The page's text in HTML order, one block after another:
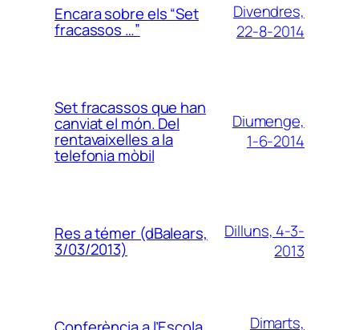
Encara sobre els “Set
fracassos …”
Divendres,
22-8-2014
Set fracassos que han
canviat el món. Del
rentavaixelles a la
telefonia mòbil
Diumenge,
1-6-2014
Res a témer (dBalears,
3/03/2013)
Dilluns, 4-3-
2013
Dimarts,